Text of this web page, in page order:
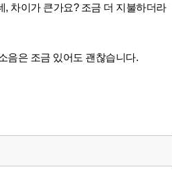
, 차이가 큰가요? 조금 더 지불하더라
음은 조금 있어도 괜찮습니다.